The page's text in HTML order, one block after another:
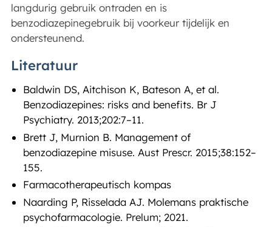
langdurig gebruik ontraden en is
benzodiazepinegebruik bij voorkeur tijdelijk en
ondersteunend.
Literatuur
Baldwin DS, Aitchison K, Bateson A, et al.
Benzodiazepines: risks and benefits. Br J
Psychiatry. 2013;202:7–11.
Brett J, Murnion B. Management of
benzodiazepine misuse. Aust Prescr. 2015;38:152–
155.
Farmacotherapeutisch kompas
Naarding P, Risselada AJ. Molemans praktische
psychofarmacologie. Prelum; 2021.